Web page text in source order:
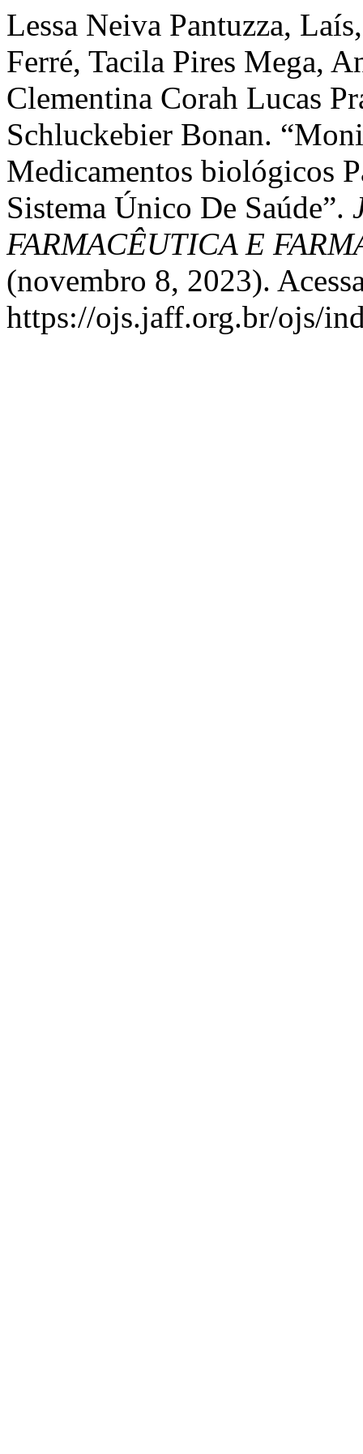
Lessa Neiva Pantuzza,
Ferré, Tacila Pires Mega,
Clementina Corah Lucas
Schluckebier Bonan.
Medicamentos biológicos
Sistema Único De Saúde”.
FARMACÊUTICA E
(novembro 8, 2023).
https://ojs.jaff.org.br/ojs/